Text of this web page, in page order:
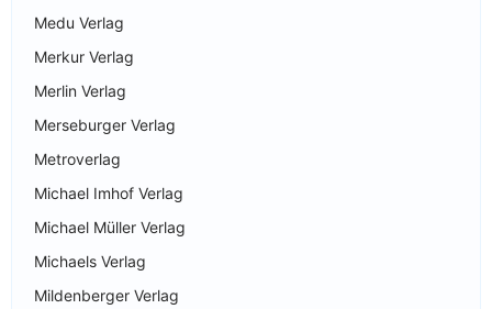
Medu Verlag
Merkur Verlag
Merlin Verlag
Merseburger Verlag
Metroverlag
Michael Imhof Verlag
Michael Müller Verlag
Michaels Verlag
Mildenberger Verlag